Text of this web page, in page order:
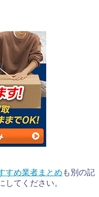
すめ業者まとめ も別の記
てください。